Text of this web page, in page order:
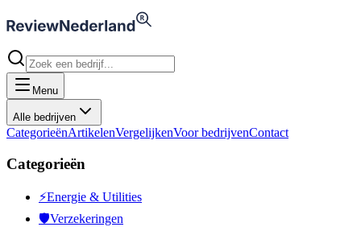
Menu
Alle bedrijven
CategorieënArtikelenVergelijkenVoor bedrijvenContact
Categorieën
⚡Energie & Utilities
🛡️Verzekeringen